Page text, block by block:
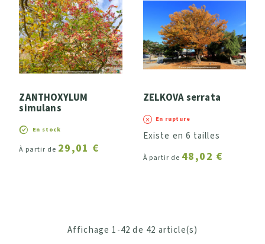
ZANTHOXYLUM
simulans
En stock
À partir de 29,01 €
ZELKOVA serrata
En rupture
Existe en 6 tailles
À partir de 48,02 €
Affichage 1-42 de 42 article(s)